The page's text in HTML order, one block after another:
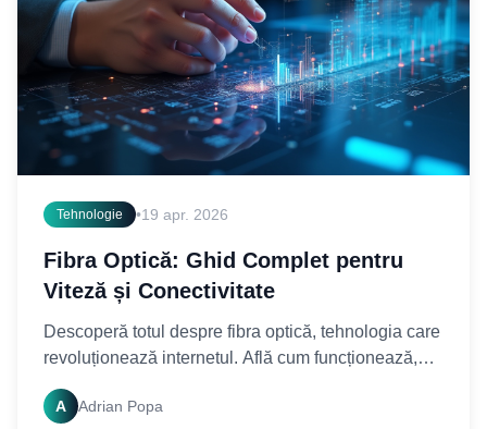
Tehnologie •19 apr. 2026
Fibra Optică: Ghid Complet pentru
Viteză și Conectivitate
Descoperă totul despre fibra optică, tehnologia care
revoluționează internetul. Află cum funcționează,
A Adrian Popa